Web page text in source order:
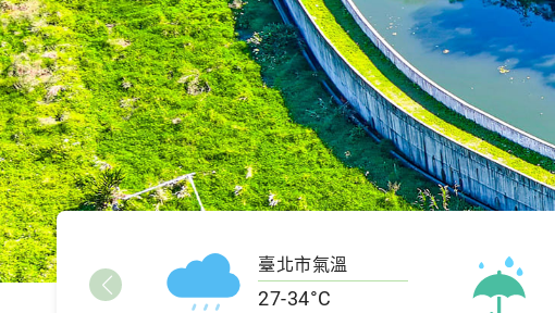
臺北市氣溫
27-34°C